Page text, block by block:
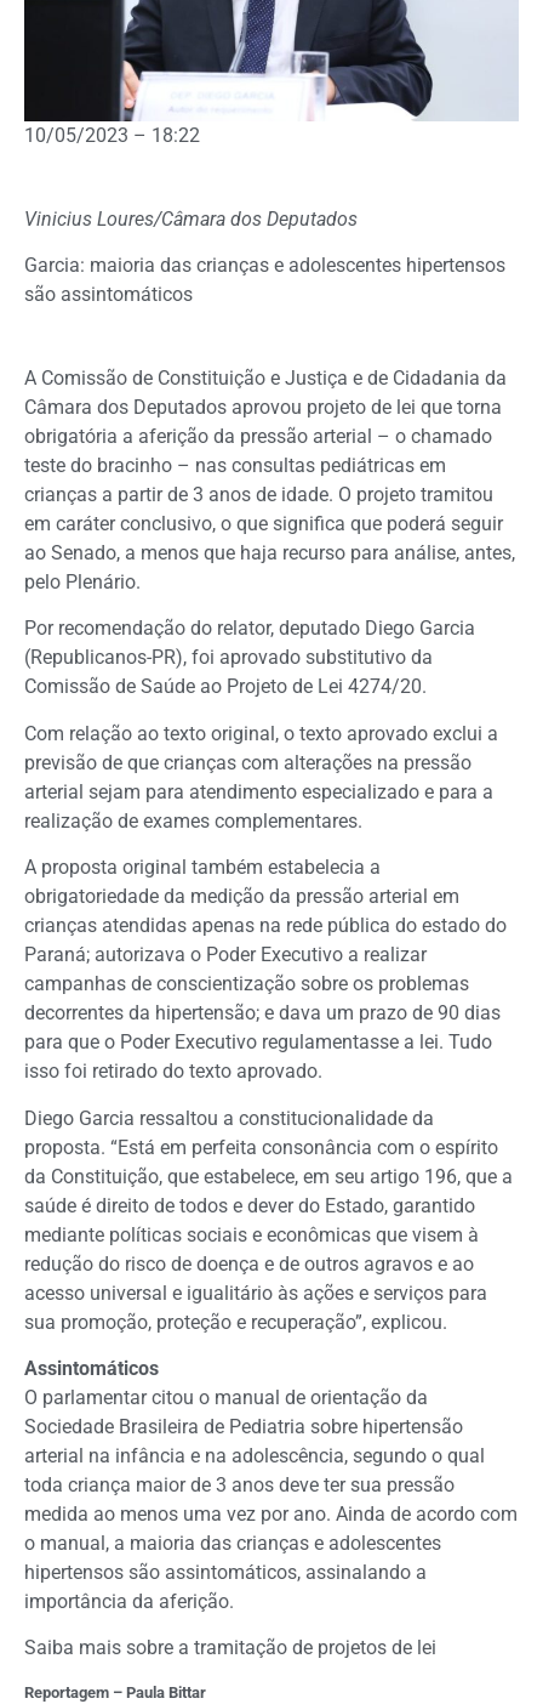
10/05/2023 – 18:22
Vinicius Loures/Câmara dos Deputados
Garcia: maioria das crianças e adolescentes hipertensos
são assintomáticos
A Comissão de Constituição e Justiça e de Cidadania da
Câmara dos Deputados aprovou projeto de lei que torna
obrigatória a aferição da pressão arterial – o chamado
teste do bracinho – nas consultas pediátricas em
crianças a partir de 3 anos de idade. O projeto tramitou
em caráter conclusivo, o que significa que poderá seguir
ao Senado, a menos que haja recurso para análise, antes,
pelo Plenário.
Por recomendação do relator, deputado Diego Garcia
(Republicanos-PR), foi aprovado substitutivo da
Comissão de Saúde ao Projeto de Lei 4274/20.
Com relação ao texto original, o texto aprovado exclui a
previsão de que crianças com alterações na pressão
arterial sejam para atendimento especializado e para a
realização de exames complementares.
A proposta original também estabelecia a
obrigatoriedade da medição da pressão arterial em
crianças atendidas apenas na rede pública do estado do
Paraná; autorizava o Poder Executivo a realizar
campanhas de conscientização sobre os problemas
decorrentes da hipertensão; e dava um prazo de 90 dias
para que o Poder Executivo regulamentasse a lei. Tudo
isso foi retirado do texto aprovado.
Diego Garcia ressaltou a constitucionalidade da
proposta. “Está em perfeita consonância com o espírito
da Constituição, que estabelece, em seu artigo 196, que a
saúde é direito de todos e dever do Estado, garantido
mediante políticas sociais e econômicas que visem à
redução do risco de doença e de outros agravos e ao
acesso universal e igualitário às ações e serviços para
sua promoção, proteção e recuperação”, explicou.
Assintomáticos
O parlamentar citou o manual de orientação da
Sociedade Brasileira de Pediatria sobre hipertensão
arterial na infância e na adolescência, segundo o qual
toda criança maior de 3 anos deve ter sua pressão
medida ao menos uma vez por ano. Ainda de acordo com
o manual, a maioria das crianças e adolescentes
hipertensos são assintomáticos, assinalando a
importância da aferição.
Saiba mais sobre a tramitação de projetos de lei
Reportagem – Paula Bittar